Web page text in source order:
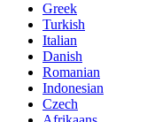
Greek
Turkish
Italian
Danish
Romanian
Indonesian
Czech